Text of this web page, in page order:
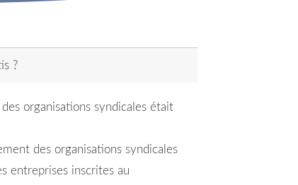
?
organisations syndicales était
des organisations syndicales
entreprises inscrites au